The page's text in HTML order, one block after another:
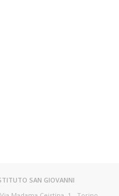
SAN GIOVANNI